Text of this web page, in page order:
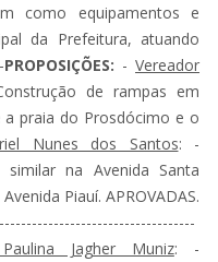
como equipamentos e
da Prefeitura, atuando
PROPOSIÇÕES: -Vereador
de rampas em
praia do Prosdócimo e o
Nunes dos Santos: -
na Avenida Santa
Piauí. APROVADAS.
Jagher Muniz: -